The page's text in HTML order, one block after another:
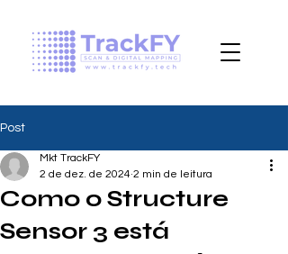
Post
Como o Structure
Sensor 3 está
Mkt TrackFY
2 de dez. de 2024 2 min de leitura